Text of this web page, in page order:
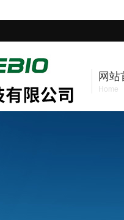
网站
Home